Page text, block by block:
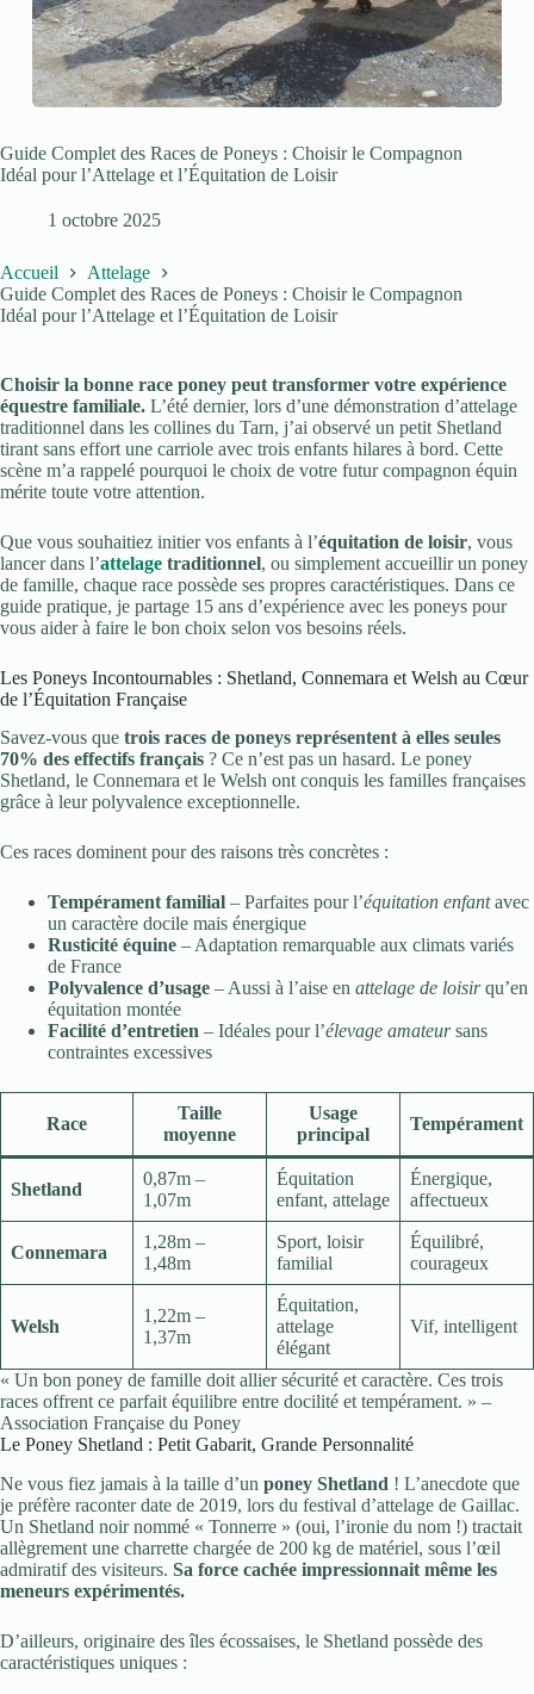
Guide Complet des Races de Poneys : Choisir le Compagnon
Idéal pour l’Attelage et l’Équitation de Loisir
1 octobre 2025
Accueil
Attelage
Guide Complet des Races de Poneys : Choisir le Compagnon
Idéal pour l’Attelage et l’Équitation de Loisir
Choisir la bonne race poney peut transformer votre expérience
équestre familiale. L’été dernier, lors d’une démonstration d’attelage
traditionnel dans les collines du Tarn, j’ai observé un petit Shetland
tirant sans effort une carriole avec trois enfants hilares à bord. Cette
scène m’a rappelé pourquoi le choix de votre futur compagnon équin
mérite toute votre attention.
Que vous souhaitiez initier vos enfants à l’équitation de loisir, vous
lancer dans l’attelage traditionnel, ou simplement accueillir un poney
de famille, chaque race possède ses propres caractéristiques. Dans ce
guide pratique, je partage 15 ans d’expérience avec les poneys pour
vous aider à faire le bon choix selon vos besoins réels.
Les Poneys Incontournables : Shetland, Connemara et Welsh au Cœur
de l’Équitation Française
Savez-vous que trois races de poneys représentent à elles seules
70% des effectifs français ? Ce n’est pas un hasard. Le poney
Shetland, le Connemara et le Welsh ont conquis les familles françaises
grâce à leur polyvalence exceptionnelle.
Ces races dominent pour des raisons très concrètes :
Tempérament familial – Parfaites pour l’équitation enfantavec
un caractère docile mais énergique
Rusticité équine – Adaptation remarquable aux climats variés
de France
Polyvalence d’usage – Aussi à l’aise en attelage de loisirqu’en
équitation montée
Facilité d’entretien – Idéales pour l’élevage amateursans
contraintes excessives
Race
Taille
moyenne
Usage
principal
Tempérament
Shetland
0,87m –
1,07m
Équitation
enfant, attelage
Énergique,
affectueux
Connemara
1,28m –
1,48m
Sport, loisir
familial
Équilibré,
courageux
Welsh
1,22m –
1,37m
Équitation,
attelage
élégant
Vif, intelligent
« Un bon poney de famille doit allier sécurité et caractère. Ces trois
races offrent ce parfait équilibre entre docilité et tempérament. » –
Association Française du Poney
Le Poney Shetland : Petit Gabarit, Grande Personnalité
Ne vous fiez jamais à la taille d’un poney Shetland ! L’anecdote que
je préfère raconter date de 2019, lors du festival d’attelage de Gaillac.
Un Shetland noir nommé « Tonnerre » (oui, l’ironie du nom !) tractait
allègrement une charrette chargée de 200 kg de matériel, sous l’œil
admiratif des visiteurs. Sa force cachée impressionnait même les
meneurs expérimentés.
D’ailleurs, originaire des îles écossaises, le Shetland possède des
caractéristiques uniques :